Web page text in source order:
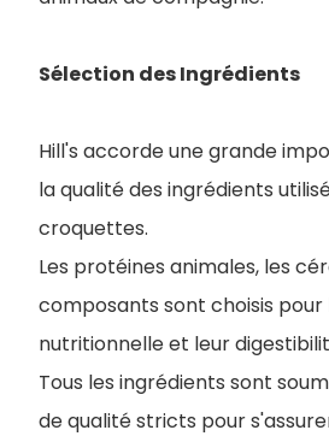
Sélection des Ingrédients
Hill's accorde une grande
la qualité des ingrédients
croquettes.
Les protéines animales, les
composants sont choisis
nutritionnelle et leur
Tous les ingrédients sont
de qualité stricts pour